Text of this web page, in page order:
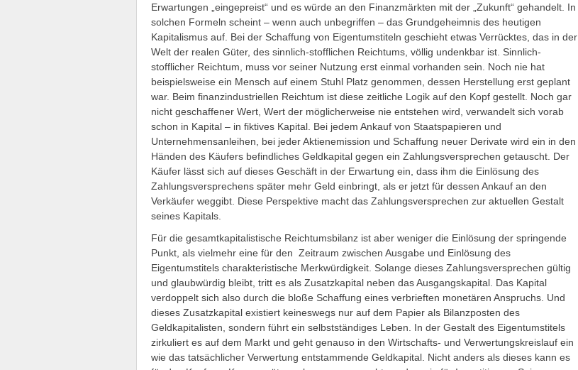
Erwartungen „eingepreist“ und es würde an den Finanzmärkten mit der „Zukunft“ gehandelt. In
solchen Formeln scheint – wenn auch unbegriffen – das Grundgeheimnis des heutigen
Kapitalismus auf. Bei der Schaffung von Eigentumstiteln geschieht etwas Verrücktes, das in der
Welt der realen Güter, des sinnlich-stofflichen Reichtums, völlig undenkbar ist. Sinnlich-
stofflicher Reichtum, muss vor seiner Nutzung erst einmal vorhanden sein. Noch nie hat
beispielsweise ein Mensch auf einem Stuhl Platz genommen, dessen Herstellung erst geplant
war. Beim finanzindustriellen Reichtum ist diese zeitliche Logik auf den Kopf gestellt. Noch gar
nicht geschaffener Wert, Wert der möglicherweise nie entstehen wird, verwandelt sich vorab
schon in Kapital – in fiktives Kapital. Bei jedem Ankauf von Staatspapieren und
Unternehmensanleihen, bei jeder Aktienemission und Schaffung neuer Derivate wird ein in den
Händen des Käufers befindliches Geldkapital gegen ein Zahlungsversprechen getauscht. Der
Käufer lässt sich auf dieses Geschäft in der Erwartung ein, dass ihm die Einlösung des
Zahlungsversprechens später mehr Geld einbringt, als er jetzt für dessen Ankauf an den
Verkäufer weggibt. Diese Perspektive macht das Zahlungsversprechen zur aktuellen Gestalt
seines Kapitals.
Für die gesamtkapitalistische Reichtumsbilanz ist aber weniger die Einlösung der springende
Punkt, als vielmehr eine für den Zeitraum zwischen Ausgabe und Einlösung des
Eigentumstitels charakteristische Merkwürdigkeit. Solange dieses Zahlungsversprechen gültig
und glaubwürdig bleibt, tritt es als Zusatzkapital neben das Ausgangskapital. Das Kapital
verdoppelt sich also durch die bloße Schaffung eines verbrieften monetären Anspruchs. Und
dieses Zusatzkapital existiert keineswegs nur auf dem Papier als Bilanzposten des
Geldkapitalisten, sondern führt ein selbstständiges Leben. In der Gestalt des Eigentumstitels
zirkuliert es auf dem Markt und geht genauso in den Wirtschafts- und Verwertungskreislauf ein
wie das tatsächlicher Verwertung entstammende Geldkapital. Nicht anders als dieses kann es